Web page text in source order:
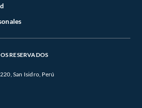
RESERVADOS
San Isidro, Perú